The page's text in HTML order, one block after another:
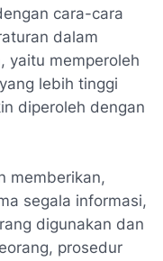
cara-cara
dalam
yaitu memperoleh
lebih tinggi
diperoleh dengan
memberikan,
segala informasi,
digunakan dan
prosedur